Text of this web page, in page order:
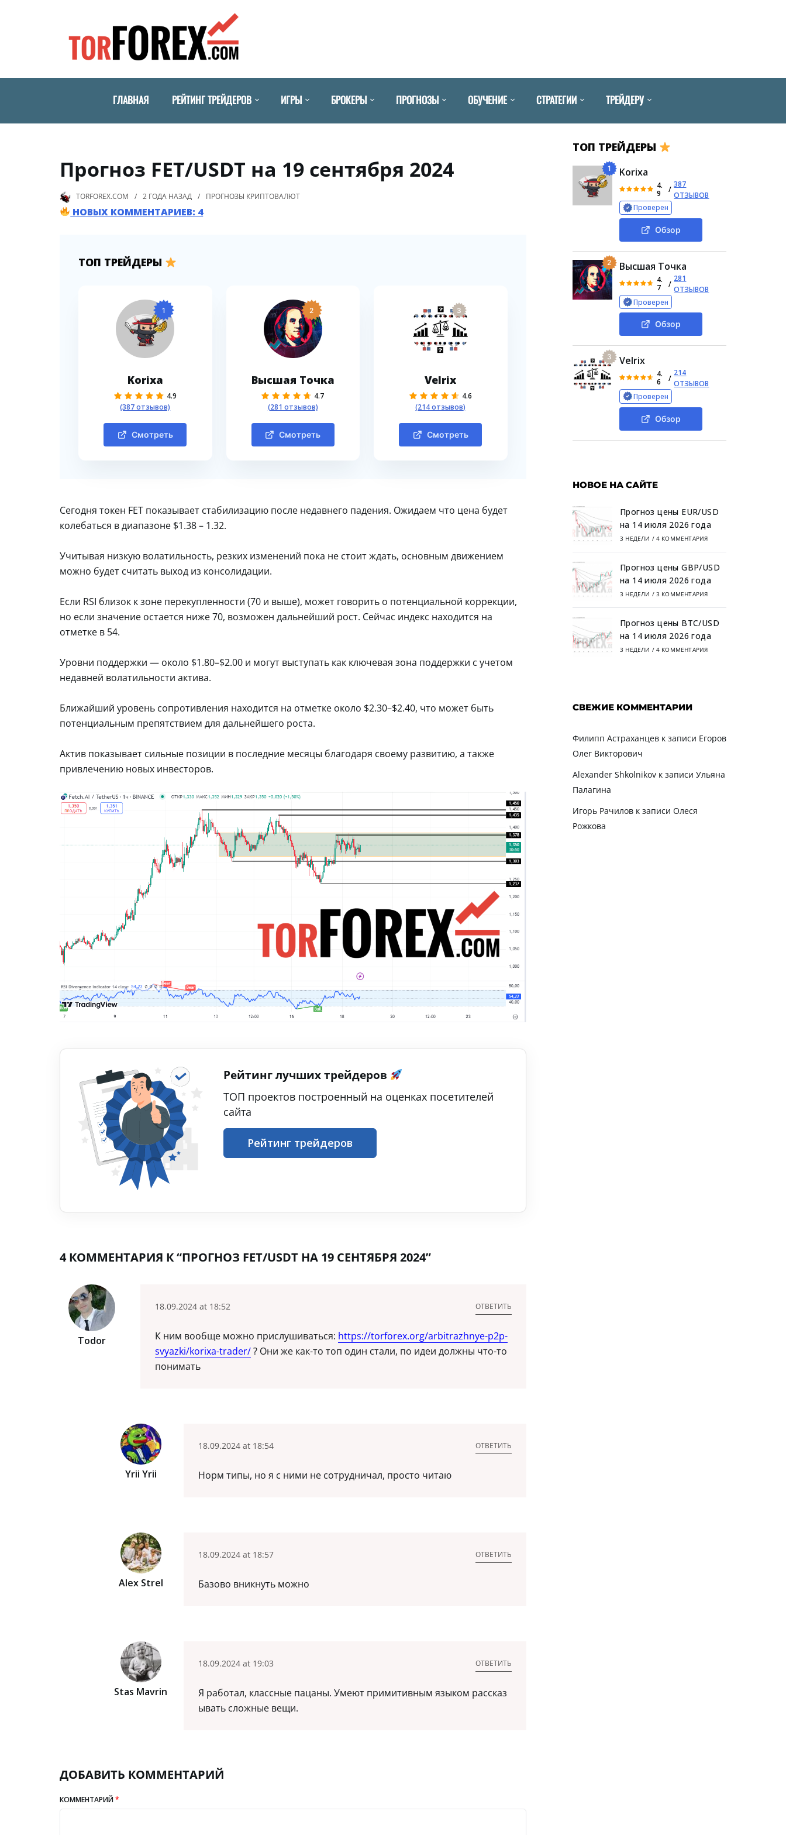
ГЛАВНАЯ РЕЙТИНГ ТРЕЙДЕРОВ ИГРЫ БРОКЕРЫ ПРОГНОЗЫ ОБУЧЕНИЕ СТРАТЕГИИ ТРЕЙДЕРУ
Прогноз FET/USDT на 19 сентября 2024
TORFOREX.COM 2 ГОДА НАЗАД ПРОГНОЗЫ КРИПТОВАЛЮТ
НОВЫХ КОММЕНТАРИЕВ: 4
ТОП ТРЕЙДЕРЫ
1
Korixa
4.9
(387 отзывов)
Смотреть
2
Высшая Точка
4.7
(281 отзывов)
Смотреть
3
Velrix
4.6
(214 отзывов)
Смотреть
Сегодня токен FET показывает стабилизацию после недавнего падения. Ожидаем что цена будет
колебаться в диапазоне $1.38 – 1.32.
Учитывая низкую волатильность, резких изменений пока не стоит ждать, основным движением
можно будет считать выход из консолидации.
Если RSI близок к зоне перекупленности (70 и выше), может говорить о потенциальной коррекции,
но если значение остается ниже 70, возможен дальнейший рост. Сейчас индекс находится на
отметке в 54.
Уровни поддержки — около $1.80–$2.00 и могут выступать как ключевая зона поддержки с учетом
недавней волатильности актива.
Ближайший уровень сопротивления находится на отметке около $2.30–$2.40, что может быть
потенциальным препятствием для дальнейшего роста.
Актив показывает сильные позиции в последние месяцы благодаря своему развитию, а также
привлечению новых инвесторов.
Рейтинг лучших трейдеров
ТОП проектов построенный на оценках посетителей
сайта
Рейтинг трейдеров
4 КОММЕНТАРИЯ К “ПРОГНОЗ FET/USDT НА 19 СЕНТЯБРЯ 2024”
Todor
18.09.2024 at 18:52
К ним вообще можно прислушиваться: https://torforex.org/arbitrazhnye-p2p-
svyazki/korixa-trader/? Они же как-то топ один стали, по идеи должны что-то
понимать
ОТВЕТИТЬ
Yrii Yrii
18.09.2024 at 18:54
Норм типы, но я с ними не сотрудничал, просто читаю
ОТВЕТИТЬ
Alex Strel
18.09.2024 at 18:57
Базово вникнуть можно
ОТВЕТИТЬ
Stas Mavrin
18.09.2024 at 19:03
Я работал, классные пацаны. Умеют примитивным языком рассказ
ывать сложные вещи.
ОТВЕТИТЬ
ДОБАВИТЬ КОММЕНТАРИЙ
КОММЕНТАРИЙ*
ТОП ТРЕЙДЕРЫ
1 Korixa
4.
9
/
387
ОТЗЫВОВ
Проверен
Обзор
2 Высшая Точка
4.
7
/
281
ОТЗЫВОВ
Проверен
Обзор
3 Velrix
4.
6
/
214
ОТЗЫВОВ
Проверен
Обзор
НОВОЕ НА САЙТЕ
Прогноз цены EUR/USD
на 14 июля 2026 года
3 НЕДЕЛИ / 4 КОММЕНТАРИЯ
Прогноз цены GBP/USD
на 14 июля 2026 года
3 НЕДЕЛИ / 3 КОММЕНТАРИЯ
Прогноз цены BTC/USD
на 14 июля 2026 года
3 НЕДЕЛИ / 4 КОММЕНТАРИЯ
СВЕЖИЕ КОММЕНТАРИИ
Филипп Астраханцевк записи Егоров
Олег Викторович
Alexander Shkolnikovк записи Ульяна
Палагина
Игорь Рачиловк записи Олеся
Рожкова